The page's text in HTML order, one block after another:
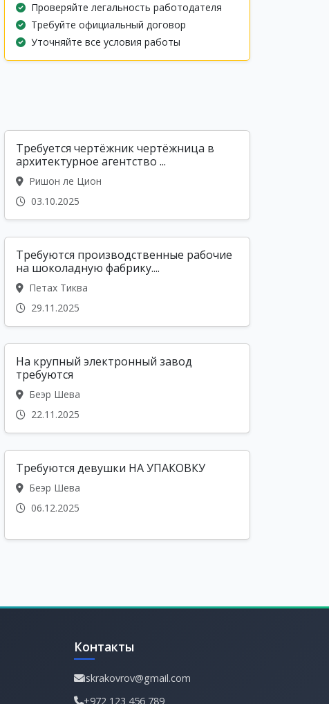
Проверяйте легальность работодателя
Требуйте официальный договор
Уточняйте все условия работы
Требуется чертёжник чертёжница в
архитектурное агентство ...
Ришон ле Цион
03.10.2025
Требуются производственные рабочие
на шоколадную фабрику....
Петах Тиква
29.11.2025
На крупный электронный завод
требуются
Беэр Шева
22.11.2025
Требуются девушки НА УПАКОВКУ
Беэр Шева
06.12.2025
Контакты
iskrakovrov@gmail.com
+972 123 456 789